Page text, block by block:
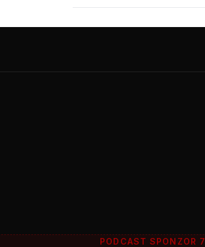
PODCAST SPONZOR